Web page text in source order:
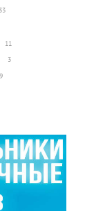
33
11
3